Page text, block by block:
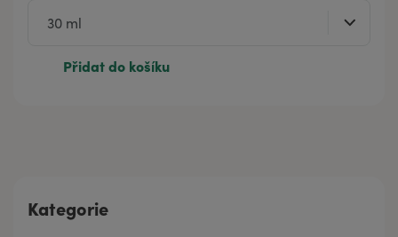
Přidat do košíku
Kategorie